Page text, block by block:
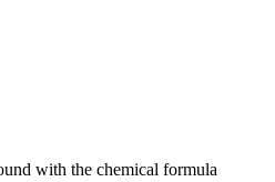
with the chemical formula